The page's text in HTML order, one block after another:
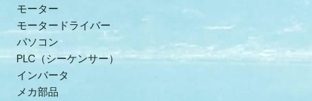
モーター
モータードライバー
パソコン
PLC（シーケンサー）
インバータ
メカ部品